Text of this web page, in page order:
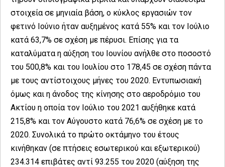
στοιχεία σε μηνιαία βάση, ο κύκλος εργασιών τον
φετινό Ιούνιο ήταν αυξημένος κατά 55% και τον Ιούλιο
κατά 63,7% σε σχέση με πέρυσι. Επίσης για τα
καταλύματα η αύξηση του Ιουνίου ανήλθε στο ποσοστό
του 500,8% και του Ιουλίου στο 178,45 σε σχέση πάντα
με τους αντίστοιχους μήνες του 2020. Εντυπωσιακή
όμως και η άνοδος της κίνησης στο αεροδρόμιο του
Ακτίου η οποία τον Ιούλιο του 2021 αυξήθηκε κατά
215,8% και τον Αύγουστο κατά 76,6% σε σχέση με το
2020. Συνολικά το πρώτο οκτάμηνο του έτους
κινήθηκαν (σε πτήσεις εσωτερικού και εξωτερικού)
234.314 επιβάτες αντί 93.255 του 2020 (αύξηση της